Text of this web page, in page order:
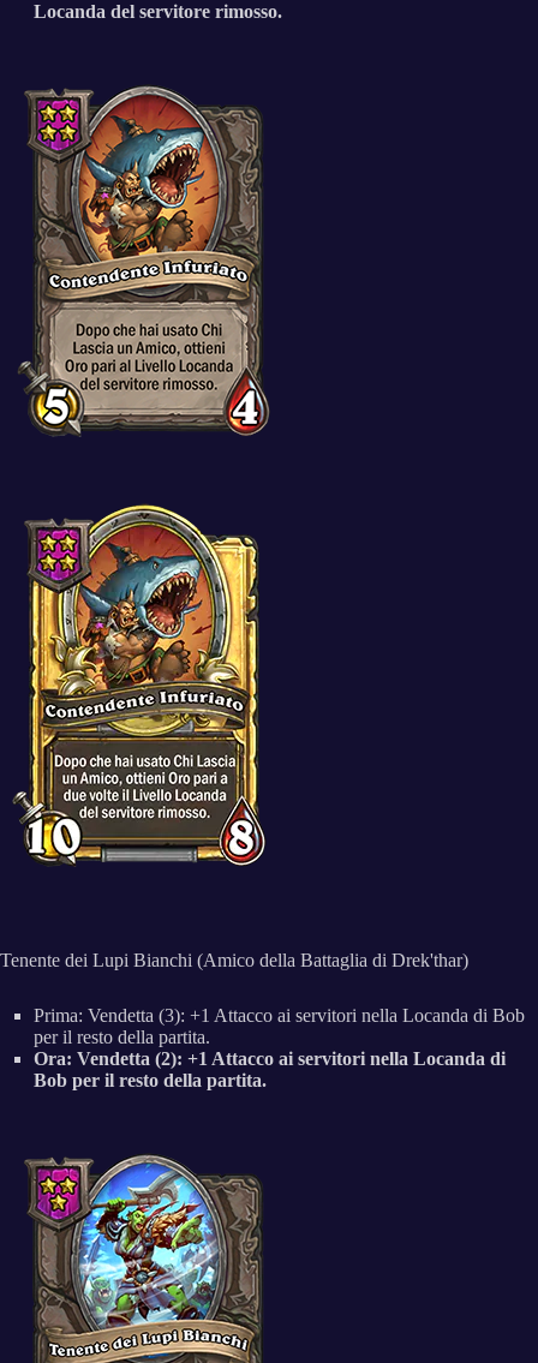
Locanda del servitore rimosso.
Tenente dei Lupi Bianchi (Amico della Battaglia di Drek'thar)
Prima: Vendetta (3): +1 Attacco ai servitori nella Locanda di Bob
per il resto della partita.
Ora: Vendetta (2): +1 Attacco ai servitori nella Locanda di
Bob per il resto della partita.